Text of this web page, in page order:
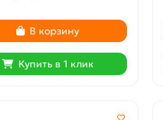
В корзину
Купить в 1 клик